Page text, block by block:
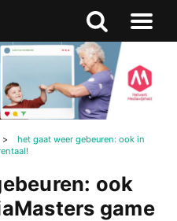
Zoeken
Naar
>
het gaat weer gebeuren: ook in
ook
game
Zoeken
boven